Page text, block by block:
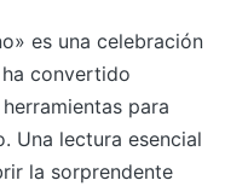
es una celebración
convertido
para
Una lectura esencial
la sorprendente